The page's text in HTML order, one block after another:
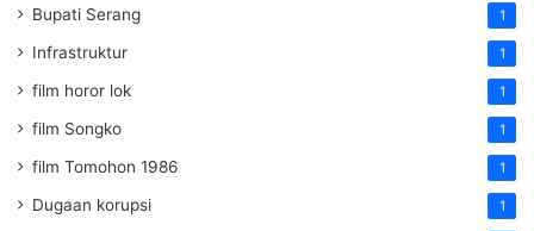
Bupati Serang 1
Infrastruktur 1
film horor lok 1
film Songko 1
film Tomohon 1986 1
Dugaan korupsi 1